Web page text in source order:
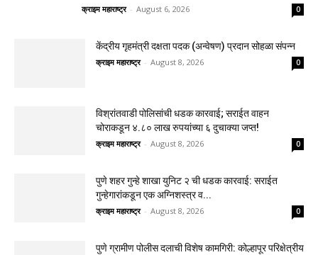
क्राइम महाराष्ट्र - August 6, 2026 0
केंद्रीय गृहमंत्री दक्षता पदक (अन्वेषण) प्रदान सोहळा संपन्न
क्राइम महाराष्ट्र - August 8, 2026 0
विश्रांतवाडी पोलिसांची धडक कारवाई; सराईत वाहन
चोराकडून ४.८० लाख रुपयांच्या ६ दुचाक्या जप्त!
क्राइम महाराष्ट्र - August 8, 2026 0
पुणे शहर गुन्हे शाखा युनिट २ ची धडक कारवाई: सराईत
गुन्हेगारांकडून एक अग्निशस्त्र व...
क्राइम महाराष्ट्र - August 8, 2026 0
पुणे ग्रामीण पोलीस दलाची विशेष कामगिरी: कोल्हापूर परिक्षेत्रीय